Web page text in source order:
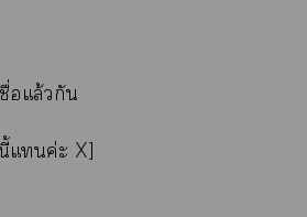
อแล้วกัน
แค่ะ X]